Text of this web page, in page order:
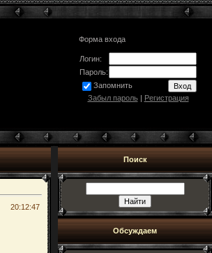
Форма входа
Логин:
Пароль:
Запомнить
Забыл пароль| Регистрация
20:12:47
Поиск
Обсуждаем